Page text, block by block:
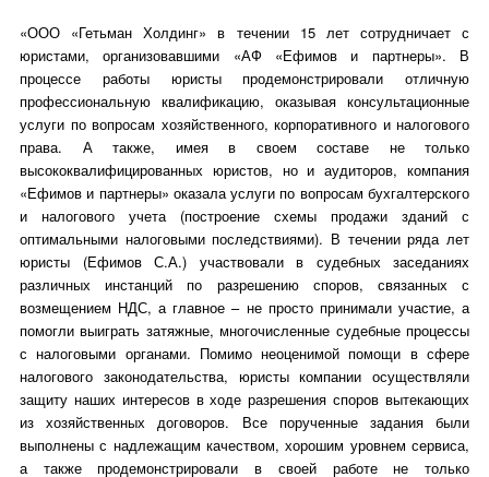
«ООО «Гетьман Холдинг» в течении 15 лет сотрудничает с
юристами, организовавшими «АФ «Ефимов и партнеры». В
процессе работы юристы продемонстрировали отличную
профессиональную квалификацию, оказывая консультационные
услуги по вопросам хозяйственного, корпоративного и налогового
права. А также, имея в своем составе не только
высококвалифицированных юристов, но и аудиторов, компания
«Ефимов и партнеры» оказала услуги по вопросам бухгалтерского
и налогового учета (построение схемы продажи зданий с
оптимальными налоговыми последствиями). В течении ряда лет
юристы (Ефимов С.А.) участвовали в судебных заседаниях
различных инстанций по разрешению споров, связанных с
возмещением НДС, а главное – не просто принимали участие, а
помогли выиграть затяжные, многочисленные судебные процессы
с налоговыми органами. Помимо неоценимой помощи в сфере
налогового законодательства, юристы компании осуществляли
защиту наших интересов в ходе разрешения споров вытекающих
из хозяйственных договоров. Все порученные задания были
выполнены с надлежащим качеством, хорошим уровнем сервиса,
а также продемонстрировали в своей работе не только